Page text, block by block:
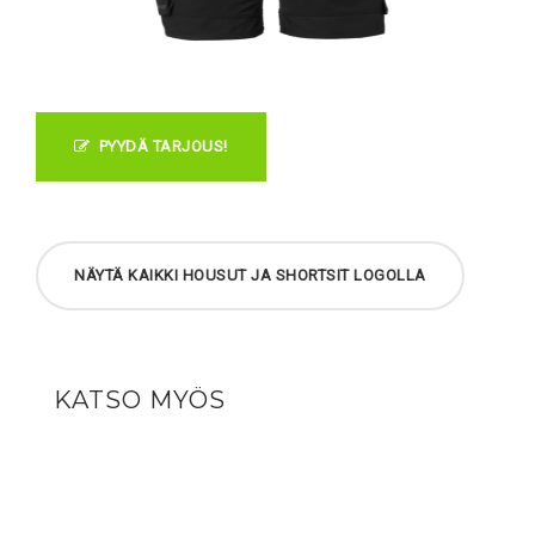
PYYDÄ TARJOUS!
NÄYTÄ KAIKKI HOUSUT JA SHORTSIT LOGOLLA
KATSO MYÖS